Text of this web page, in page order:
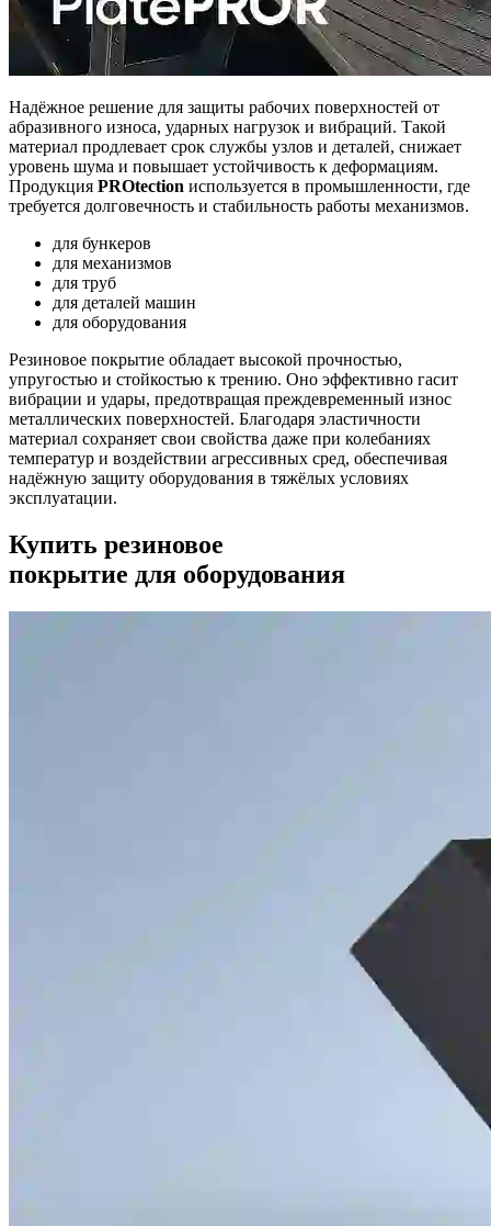
Надёжное решение для защиты рабочих поверхностей от
абразивного износа, ударных нагрузок и вибраций. Такой
материал продлевает срок службы узлов и деталей, снижает
уровень шума и повышает устойчивость к деформациям.
Продукция PROtection используется в промышленности, где
требуется долговечность и стабильность работы механизмов.
для бункеров
для механизмов
для труб
для деталей машин
для оборудования
Резиновое покрытие обладает высокой прочностью,
упругостью и стойкостью к трению. Оно эффективно гасит
вибрации и удары, предотвращая преждевременный износ
металлических поверхностей. Благодаря эластичности
материал сохраняет свои свойства даже при колебаниях
температур и воздействии агрессивных сред, обеспечивая
надёжную защиту оборудования в тяжёлых условиях
эксплуатации.
Купить резиновое
покрытие для оборудования